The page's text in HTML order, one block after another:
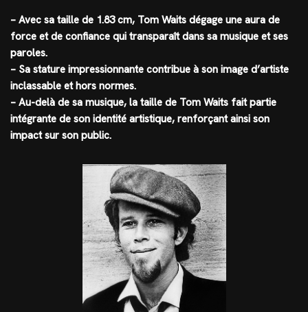
– Avec sa taille de 1.83 cm, Tom Waits dégage une aura de
force et de confiance qui transparaît dans sa musique et ses
paroles.
– Sa stature impressionnante contribue à son image d’artiste
inclassable et hors normes.
– Au-delà de sa musique, la taille de Tom Waits fait partie
intégrante de son identité artistique, renforçant ainsi son
impact sur son public.